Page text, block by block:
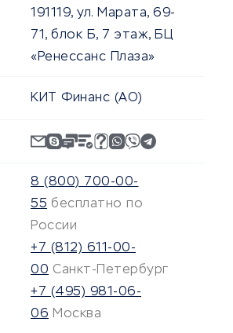
191119, ул. Марата, 69-
71, блок Б, 7 этаж, БЦ
«Ренессанс Плаза»
КИТ Финанс (АО)
8 (800) 700-00-
55 бесплатно по
России
+7 (812) 611-00-
00 Санкт-Петербург
+7 (495) 981-06-
06 Москва